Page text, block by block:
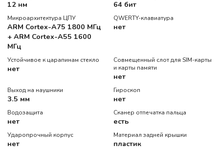
12 нм 64 бит
Микроархитектура ЦПУ
ARM Cortex-A75 1800 МГц
+ ARM Cortex-A55 1600
МГц
QWERTY-клавиатура
нет
Устойчивое к царапинам стекло
нет
Совмещенный слот для SIM-карты
и карты памяти
нет
Выход на наушники
3.5 мм
Гироскоп
нет
Водозащита
нет
Сканер отпечатка пальца
есть
Ударопрочный корпус
нет
Материал задней крышки
пластик